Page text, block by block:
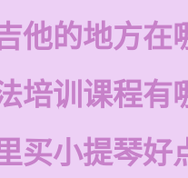
他的地方在
培训课程有
买小提琴好